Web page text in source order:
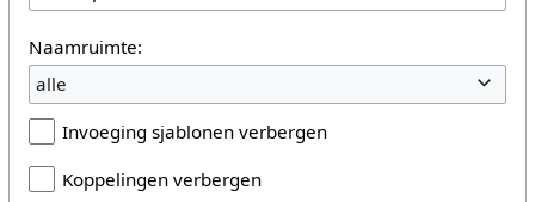
Naamruimte:
alle
Invoeging sjablonen verbergen
Koppelingen verbergen